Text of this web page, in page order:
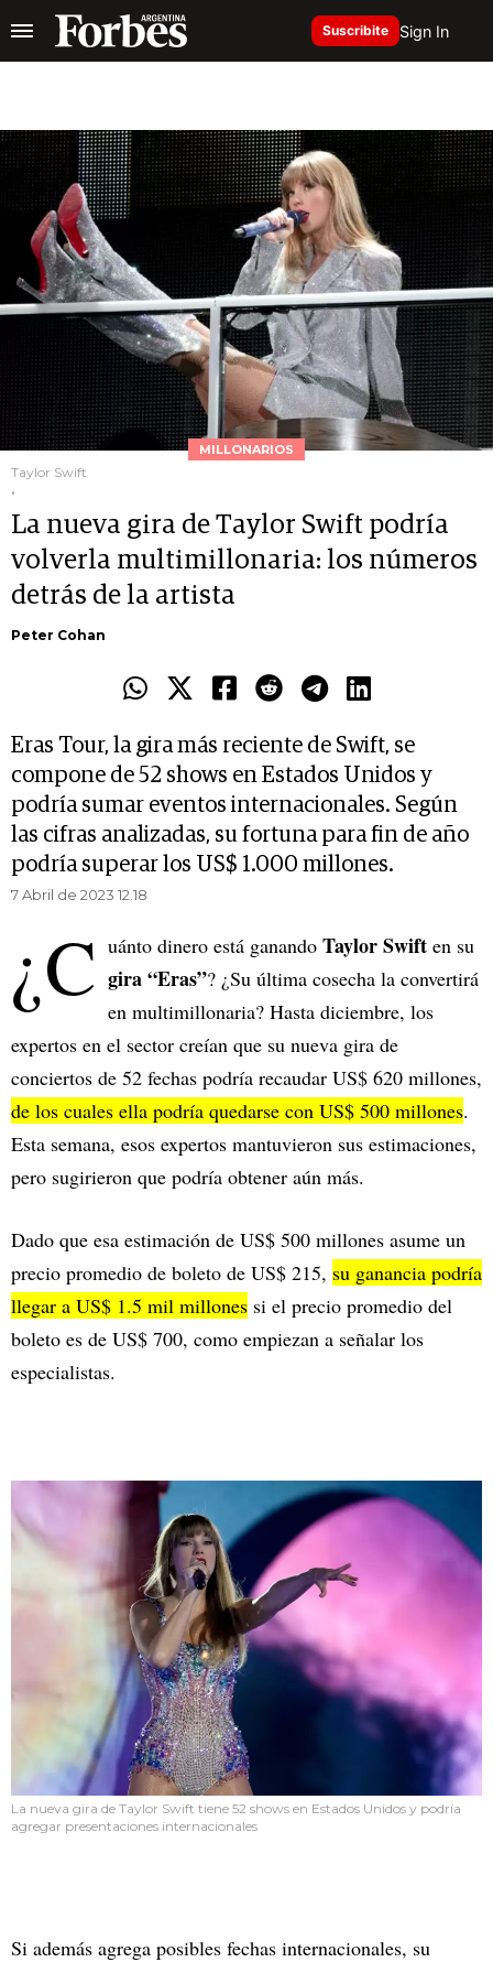
Suscribite Sign In
MILLONARIOS
Taylor Swift
.
La nueva gira de Taylor Swift podría
volverla multimillonaria: los números
detrás de la artista
Peter Cohan
Eras Tour, la gira más reciente de Swift, se
compone de 52 shows en Estados Unidos y
podría sumar eventos internacionales. Según
las cifras analizadas, su fortuna para fin de año
podría superar los US$ 1.000 millones.
7 Abril de 2023 12.18
¿C uánto dinero está ganando Taylor Swift en su
gira “Eras”? ¿Su última cosecha la convertirá
en multimillonaria? Hasta diciembre, los
expertos en el sector creían que su nueva gira de
conciertos de 52 fechas podría recaudar US$ 620 millones,
de los cuales ella podría quedarse con US$ 500 millones.
Esta semana, esos expertos mantuvieron sus estimaciones,
pero sugirieron que podría obtener aún más.
Dado que esa estimación de US$ 500 millones asume un
precio promedio de boleto de US$ 215, su ganancia podría
llegar a US$ 1.5 mil millones si el precio promedio del
boleto es de US$ 700, como empiezan a señalar los
especialistas.
La nueva gira de Taylor Swift tiene 52 shows en Estados Unidos y podría
agregar presentaciones internacionales
Si además agrega posibles fechas internacionales, su